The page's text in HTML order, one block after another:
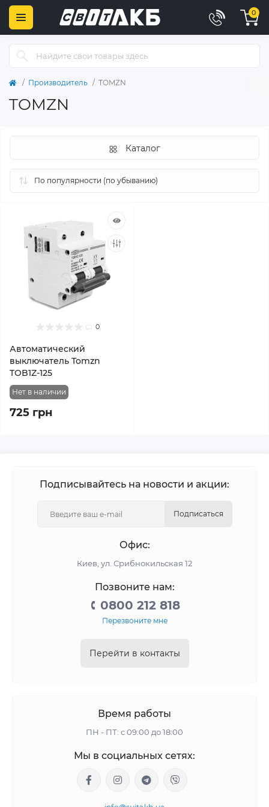
0
Производитель TOMZN
TOMZN
Каталог
0
Автоматический
выключатель Tomzn
TOB1Z-125
Нет в наличии
725 грн
Подписывайтесь на новости и акции:
Подписаться
Офис:
Киев, ул. Срибнокильская 12
Позвоните нам:
0800 212 818
Перезвоните мне
Перейти в контакты
Время работы
ПН - ПТ: с 09:00 до 18:00
Мы в социальных сетях: